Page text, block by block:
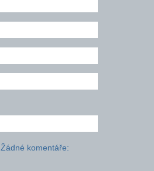
Žádné komentáře: